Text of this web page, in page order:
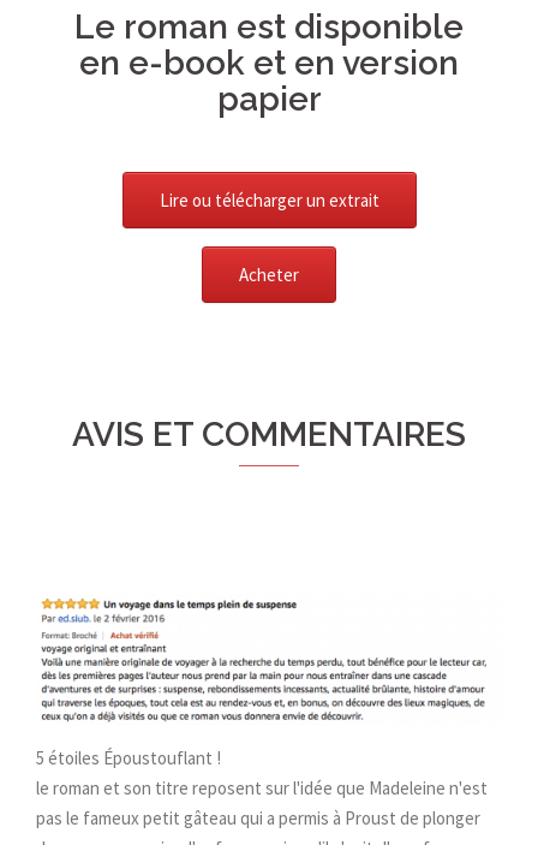
Le roman est disponible
en e-book et en version
papier
Lire ou télécharger un extrait
Acheter
AVIS ET COMMENTAIRES
5 étoiles Époustouflant !
le roman et son titre reposent sur l'idée que Madeleine n'est
pas le fameux petit gâteau qui a permis à Proust de plonger